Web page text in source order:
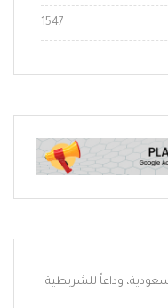
1547
وداعاً للشريطية